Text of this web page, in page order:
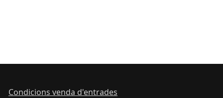
Condicions venda d'entrades